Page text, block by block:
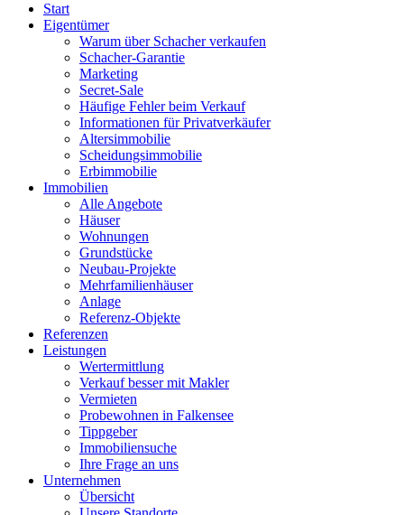
Start
Eigentümer
Warum über Schacher verkaufen
Schacher-Garantie
Marketing
Secret-Sale
Häufige Fehler beim Verkauf
Informationen für Privatverkäufer
Altersimmobilie
Scheidungsimmobilie
Erbimmobilie
Immobilien
Alle Angebote
Häuser
Wohnungen
Grundstücke
Neubau-Projekte
Mehrfamilienhäuser
Anlage
Referenz-Objekte
Referenzen
Leistungen
Wertermittlung
Verkauf besser mit Makler
Vermieten
Probewohnen in Falkensee
Tippgeber
Immobiliensuche
Ihre Frage an uns
Unternehmen
Übersicht